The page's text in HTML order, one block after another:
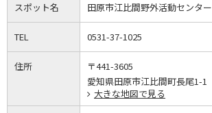
スポット名 田原市江比間野外活動センター
TEL 0531-37-1025
住所
〒441-3605
愛知県田原市江比間町長尾1-1
大きな地図で見る